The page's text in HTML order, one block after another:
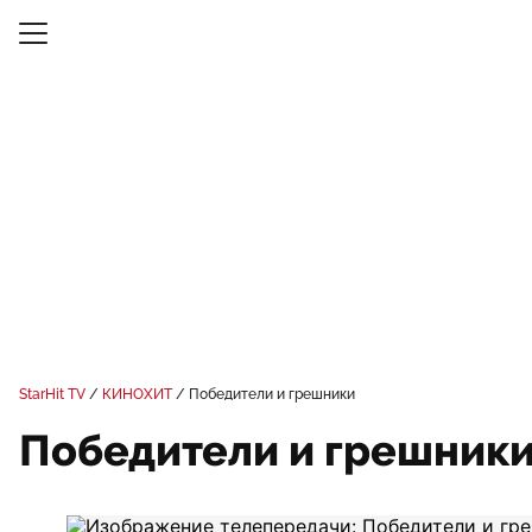
StarHit TV КИНОХИТ Победители и грешники
Победители и